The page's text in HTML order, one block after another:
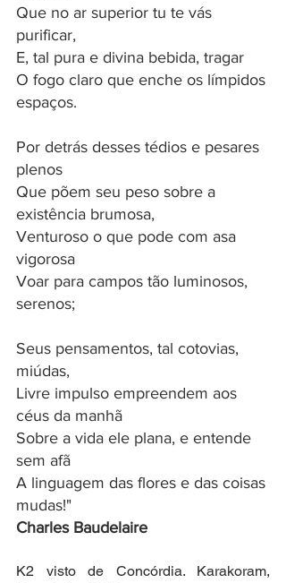
Que no ar superior tu te vás
purificar,
E, tal pura e divina bebida, tragar
O fogo claro que enche os límpidos
espaços.
Por detrás desses tédios e pesares
plenos
Que põem seu peso sobre a
existência brumosa,
Venturoso o que pode com asa
vigorosa
Voar para campos tão luminosos,
serenos;
Seus pensamentos, tal cotovias,
miúdas,
Livre impulso empreendem aos
céus da manhã
Sobre a vida ele plana, e entende
sem afã
A linguagem das flores e das coisas
mudas!"
Charles Baudelaire
K2 visto de Concórdia. Karakoram,